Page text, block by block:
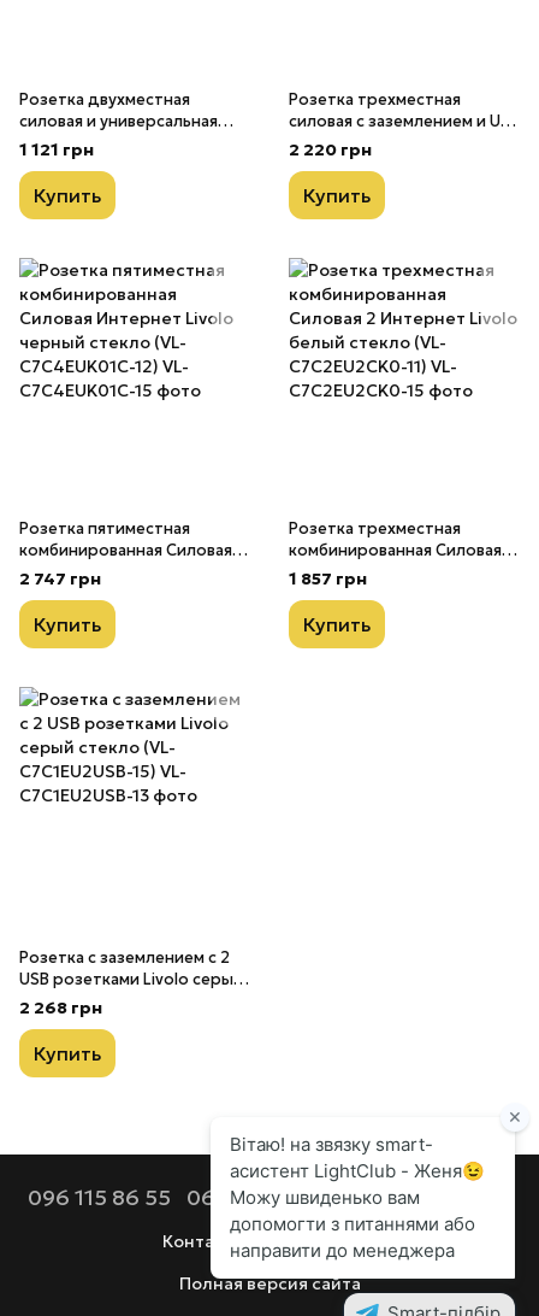
Розетка двухместная
силовая и универсальная
Livolo белый стекло (VL-
C7C1EUC1C-11)
1 121 грн
Купить
Розетка трехместная
силовая с заземлением и USB
Livolo белый стекло (VL-
C7C2EU1USB0-11)
2 220 грн
Купить
Розетка пятиместная
комбинированная Силовая
Интернет Livolo черный
стекло (VL-C7C4EUK01C-12)
2 747 грн
Купить
Розетка трехместная
комбинированная Силовая 2
Интернет Livolo белый
стекло (VL-C7C2EU2CK0-11)
1 857 грн
Купить
Розетка с заземлением с 2
USB розетками Livolo серый
стекло (VL-C7C1EU2USB-15)
2 268 грн
Купить
096 115 86 55 068 112 92 44 099 686 90 80
Контактная информация
Полная версия сайта